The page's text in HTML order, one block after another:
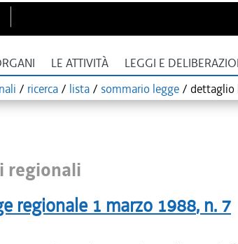
LE ATTIVITÀ LEGGI E
/ ricerca / lista / sommario legge / dettaglio
regionali
regionale 1 marzo 1988, n. 7